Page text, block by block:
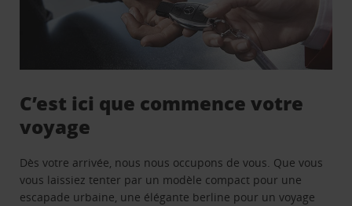
C’est ici que commence votre
voyage
Dès votre arrivée, nous nous occupons de vous. Que vous
vous laissiez tenter par un modèle compact pour une
escapade urbaine, une élégante berline pour un voyage